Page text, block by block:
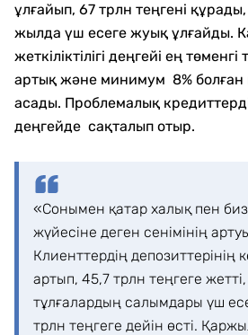
ұлғайып, 67 трлн теңгені
жылда үш есеге жуық ұлғайды.
жеткіліктілігі деңгейі ең
артық және минимум 8% болған
асады. Проблемалық
деңгейде сақталып отыр.
«Сонымен қатар халық пен
жүйесіне деген сенімінің
Клиенттердің депозиттерінің
артып, 45,7 трлн теңгеге
тұлғалардың салымдары үш
трлн теңгеге дейін өсті.